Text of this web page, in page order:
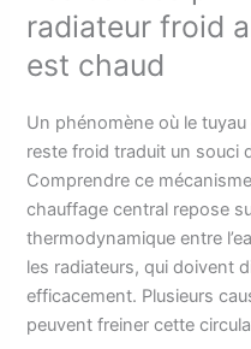
radiateur froid
est chaud
Un phénomène où le
reste froid traduit un souci
Comprendre ce
chauffage central repose
thermodynamique entre
les radiateurs, qui doivent
efficacement. Plusieurs
peuvent freiner cette